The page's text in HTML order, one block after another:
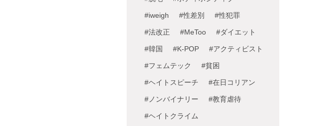
#iweigh #性差別 #性犯罪
#法改正 #MeToo #ダイエット
#韓国 #K-POP #アクティビスト
#フェムテック #貧困
#ヘイトスピーチ #在日コリアン
#ノンバイナリー #教育虐待
#ヘイトクライム